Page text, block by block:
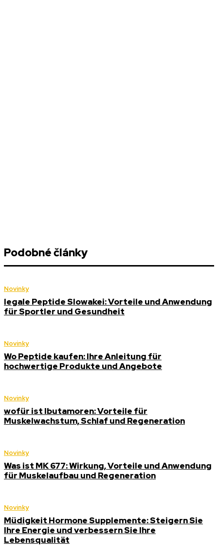
Podobné články
Novinky
legale Peptide Slowakei: Vorteile und Anwendung
für Sportler und Gesundheit
Novinky
Wo Peptide kaufen: Ihre Anleitung für
hochwertige Produkte und Angebote
Novinky
wofür ist Ibutamoren: Vorteile für
Muskelwachstum, Schlaf und Regeneration
Novinky
Was ist MK 677: Wirkung, Vorteile und Anwendung
für Muskelaufbau und Regeneration
Novinky
Müdigkeit Hormone Supplemente: Steigern Sie
Ihre Energie und verbessern Sie Ihre
Lebensqualität